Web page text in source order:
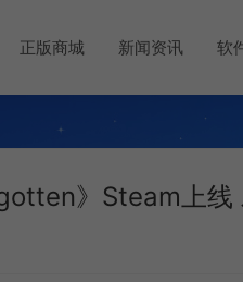
正版商城 新闻资讯 软
》Steam上线